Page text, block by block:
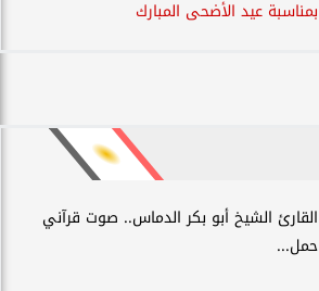
بمناسبة عيد الأضحى المبارك
القارئ الشيخ أبو بكر الدماس.. صوت قرآني
حمل...